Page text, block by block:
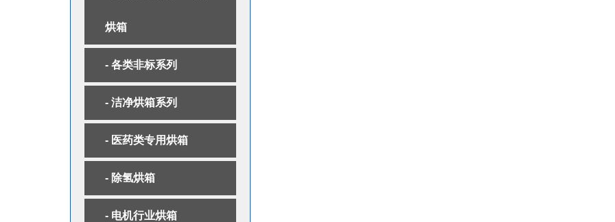
烘箱
- 各类非标系列
- 洁净烘箱系列
- 医药类专用烘箱
- 除氢烘箱
- 电机行业烘箱